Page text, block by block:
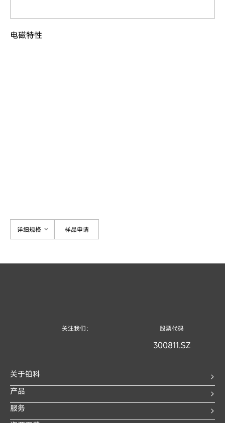
电磁特性
详细规格 样品申请
关注我们： 股票代码
300811.SZ
关于铂科
产品
服务